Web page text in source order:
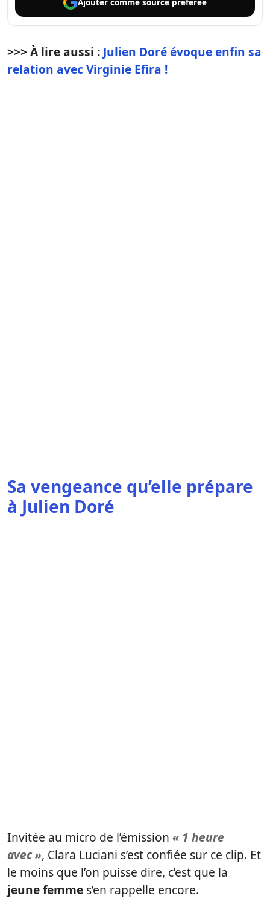
>>> À lire aussi : Julien Doré évoque enfin sa
relation avec Virginie Efira !
Sa vengeance qu’elle prépare
à Julien Doré
Invitée au micro de l’émission « 1 heure
avec », Clara Luciani s’est confiée sur ce clip. Et
le moins que l’on puisse dire, c’est que la
jeune femme s’en rappelle encore.